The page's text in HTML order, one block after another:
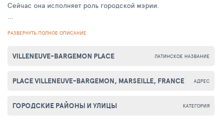
Сейчас она исполняет роль городской мэрии.
набережной. Здесь открываются очень красивые пейзажи на
современному проекту местного архитектора Franck
своей отрасли.
На Вильнев-Баржемон часто проводят развлекательные
РАЗВЕРНУТЬ ПОЛНОЕ ОПИСАНИЕ
ЛАТИНСКОЕ НАЗВАНИЕ
VILLENEUVE-BARGEMON PLACE
АДРЕС
PLACE VILLENEUVE-BARGEMON‎, MARSEILLE, FRANCE
КАТЕГОРИЯ
ГОРОДСКИЕ РАЙОНЫ И УЛИЦЫ